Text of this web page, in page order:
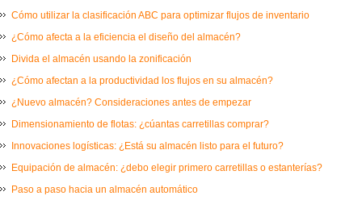
Cómo utilizar la clasificación ABC para optimizar flujos de inventario
¿Cómo afecta a la eficiencia el diseño del almacén?
Divida el almacén usando la zonificación
¿Cómo afectan a la productividad los flujos en su almacén?
¿Nuevo almacén? Consideraciones antes de empezar
Dimensionamiento de flotas: ¿cúantas carretillas comprar?
Innovaciones logísticas: ¿Está su almacén listo para el futuro?
Equipación de almacén: ¿debo elegir primero carretillas o estanterías?
Paso a paso hacia un almacén automático